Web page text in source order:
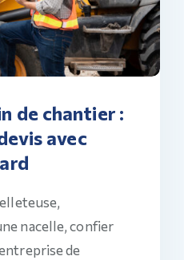
de chantier :
avec
nacelle, confier
de